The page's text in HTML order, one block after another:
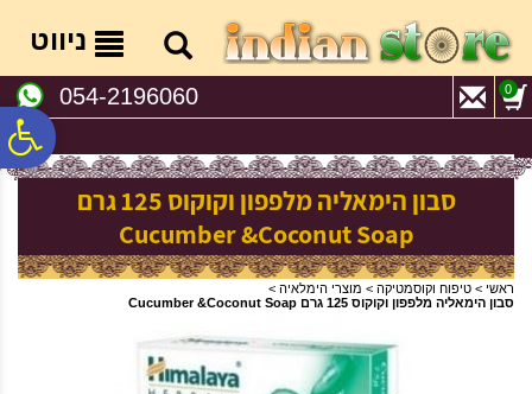
נגישות
אתר
המרכזי
ניווט
054-2196060 0
סבון הימאליה מלפפון וקוקוס 125 גרם
Cucumber &Coconut Soap
ראשי > טיפוח וקוסמטיקה > מוצרי הימלאיה >
סבון הימאליה מלפפון וקוקוס 125 גרם Cucumber &Coconut Soap